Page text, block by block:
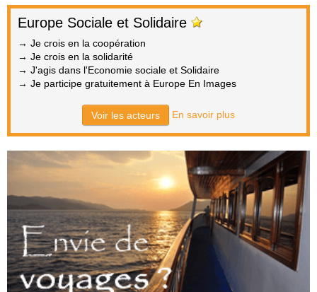
Europe Sociale et Solidaire
→ Je crois en la coopération
→ Je crois en la solidarité
→ J'agis dans l'Economie sociale et Solidaire
→ Je participe gratuitement à Europe En Images
Voir les acteurs En savoir plus